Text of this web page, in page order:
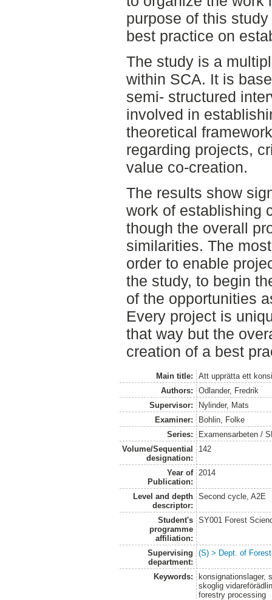
purpose of this
best practice on
The study is a
within SCA. It is
semi- structured
involved in
theoretical
regarding projects,
value co-creation.
The results show
work of establishing
though the overall
similarities. The
order to enable
the study, to begin
of the opportunities
Every project is
that way but the
creation of a best
Main title:
Att upprätta ett
Authors:
Odlander, Fredrik
Supervisor:
Nylinder, Mats
Examiner:
Bohlin, Folke
Series:
Examensarbeten /
Volume/Sequential
designation:
142
Year of
Publication:
2014
Level and depth
descriptor:
Second cycle, A2E
Student's
programme
affiliation:
SY001 Forest
Supervising
department:
(S) > Dept. of
Keywords:
konsignationslager,
skoglig
forestry processing